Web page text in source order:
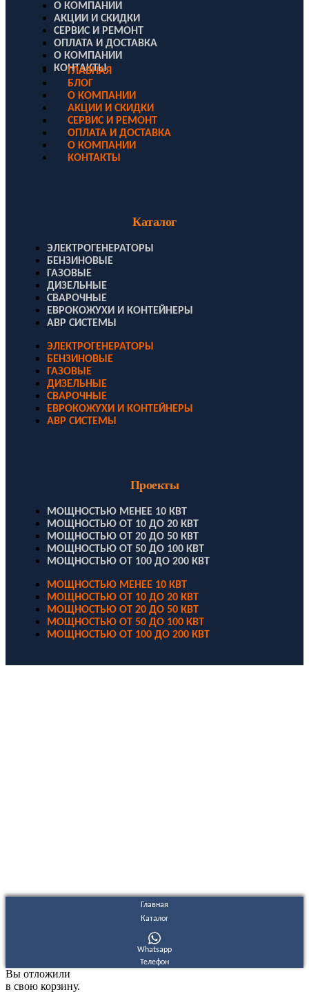
О КОМПАНИИ
АКЦИИ И СКИДКИ
СЕРВИС И РЕМОНТ
ОПЛАТА И ДОСТАВКА
О КОМПАНИИ
КОНТАКТЫ
ГЛАВНАЯ
БЛОГ
О КОМПАНИИ
АКЦИИ И СКИДКИ
СЕРВИС И РЕМОНТ
ОПЛАТА И ДОСТАВКА
О КОМПАНИИ
КОНТАКТЫ
Каталог
ЭЛЕКТРОГЕНЕРАТОРЫ
БЕНЗИНОВЫЕ
ГАЗОВЫЕ
ДИЗЕЛЬНЫЕ
СВАРОЧНЫЕ
ЕВРОКОЖУХИ И КОНТЕЙНЕРЫ
АВР СИСТЕМЫ
ЭЛЕКТРОГЕНЕРАТОРЫ
БЕНЗИНОВЫЕ
ГАЗОВЫЕ
ДИЗЕЛЬНЫЕ
СВАРОЧНЫЕ
ЕВРОКОЖУХИ И КОНТЕЙНЕРЫ
АВР СИСТЕМЫ
Проекты
МОЩНОСТЬЮ МЕНЕЕ 10 КВТ
МОЩНОСТЬЮ ОТ 10 ДО 20 КВТ
МОЩНОСТЬЮ ОТ 20 ДО 50 КВТ
МОЩНОСТЬЮ ОТ 50 ДО 100 КВТ
МОЩНОСТЬЮ ОТ 100 ДО 200 КВТ
МОЩНОСТЬЮ МЕНЕЕ 10 КВТ
МОЩНОСТЬЮ ОТ 10 ДО 20 КВТ
МОЩНОСТЬЮ ОТ 20 ДО 50 КВТ
МОЩНОСТЬЮ ОТ 50 ДО 100 КВТ
МОЩНОСТЬЮ ОТ 100 ДО 200 КВТ
Главная
Каталог
Whatsapp
Телефон
Вы отложили
в свою корзину.